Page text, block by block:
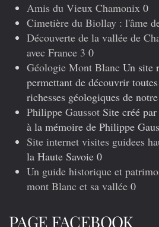
Amis du Vieux Chamonix 0
Cimetière du Biollay : l'âme
Découverte de la vallée de
avec France 3 0
Géologie Mont Blanc Un site
permettant de découvrir
richesses géologiques de
Philippe Gaussot Site créé
à la mémoire de Philippe
Site internet visites guidees
la Haute Savoie 0
Un guide historique et
mont Blanc et sa vallée 0
PAGE FACEBOOK